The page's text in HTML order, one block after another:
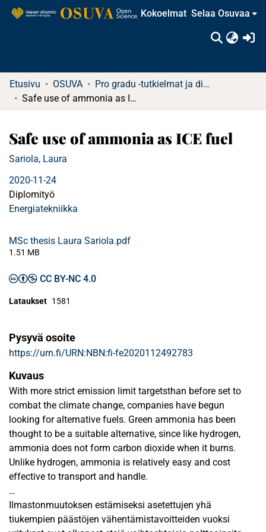
Kokoelmat Selaa Osuvaa
Etusivu OSUVA
Pro gradu -tutkielmat ja diplomityöt
Safe use of ammonia as ICE fuel
Safe use of ammonia as ICE fuel
Sariola, Laura
2020-11-24
Diplomityö
Energiatekniikka
MSc thesis Laura Sariola.pdf
1.51 MB
CC BY-NC 4.0
Lataukset 1581
Pysyvä osoite
https://urn.fi/URN:NBN:fi-fe2020112492783
Kuvaus
With more strict emission limit targetsthan before set to
combat the climate change, companies have begun
looking for alternative fuels. Green ammonia has been
thought to be a suitable alternative, since like hydrogen,
ammonia does not form carbon dioxide when it burns.
Unlike hydrogen, ammonia is relatively easy and cost
effective to transport and handle.
The purpose of the study was to determine whether
ammonia could be safely used in internal combustion
Ilmastonmuutoksen estämiseksi asetettujen yhä
tiukempien päästöjen vähentämistavoitteiden vuoksi